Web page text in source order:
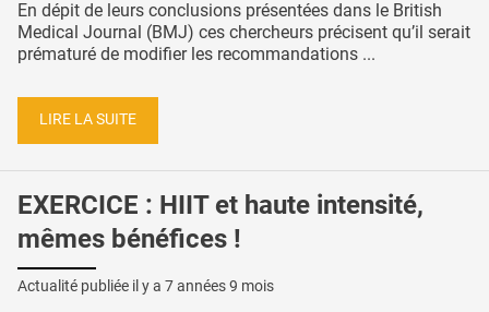
En dépit de leurs conclusions présentées dans le British
Medical Journal (BMJ) ces chercheurs précisent qu’il serait
prématuré de modifier les recommandations ...
LIRE LA SUITE
EXERCICE : HIIT et haute intensité,
mêmes bénéfices !
Actualité publiée il y a 7 années 9 mois